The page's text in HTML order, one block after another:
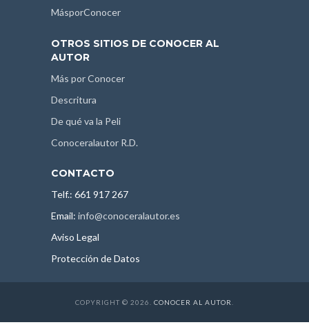
MásporConocer
OTROS SITIOS DE CONOCER AL
AUTOR
Más por Conocer
Descritura
De qué va la Peli
Conoceralautor R.D.
CONTACTO
Telf.: 661 917 267
Email: info@conoceralautor.es
Aviso Legal
Protección de Datos
COPYRIGHT © 2026. CONOCER AL AUTOR